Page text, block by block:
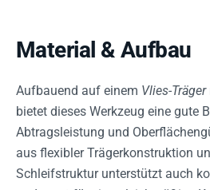
Material & Aufbau
Aufbauend auf einem Vlies-Träger
bietet dieses Werkzeug eine gute
Abtragsleistung und
aus flexibler Trägerkonstruktion
Schleifstruktur unterstützt auch